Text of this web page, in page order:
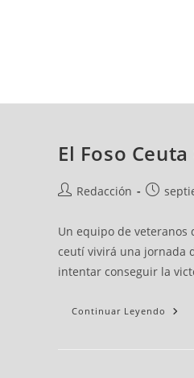
El Foso
Redacción
Un equipo de veteranos
ceutí vivirá una jornada
intentar conseguir la
Continuar Leyendo